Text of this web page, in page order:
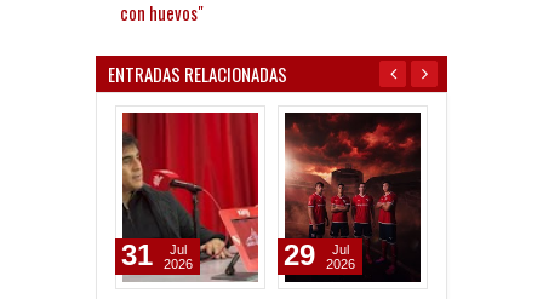
con huevos"
ENTRADAS RELACIONADAS
31
Jul
2026
29
Jul
2026